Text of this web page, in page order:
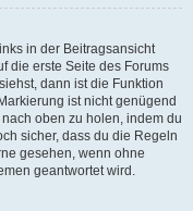
in der Beitragsansicht
die erste Seite des Forums
dann ist die Funktion
ist nicht genügend
oben zu holen, indem du
sicher, dass du die Regeln
gesehen, wenn ohne
geantwortet wird.